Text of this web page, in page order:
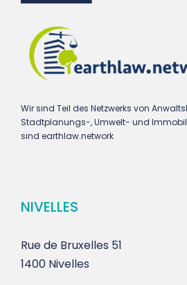
Wir sind Teil des Netzwerks von
Stadtplanungs-, Umwelt- und
sind earthlaw.network
NIVELLES
Rue de Bruxelles 51
1400 Nivelles